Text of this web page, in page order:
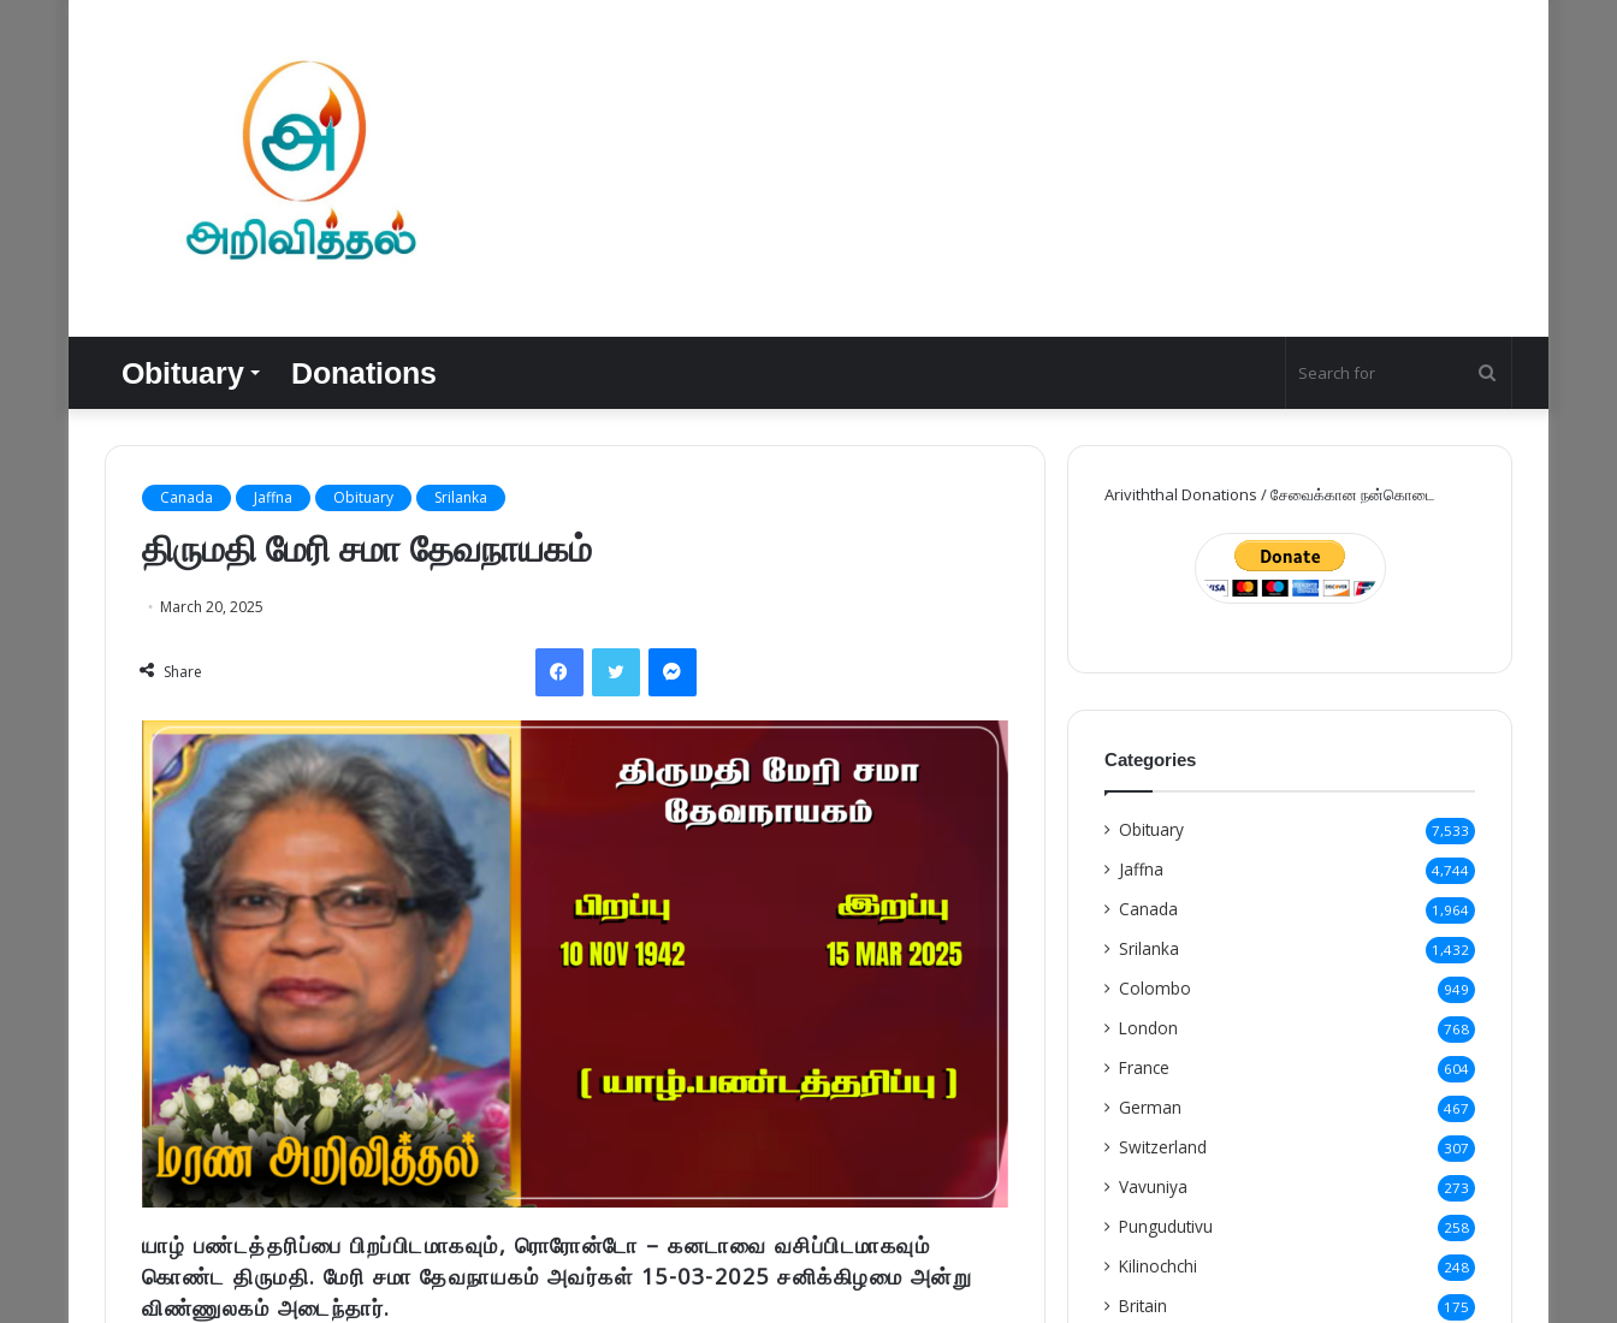
Obituary Donations
for
Canada Jaffna Obituary Srilanka
திருமதி மேரி சமா தேவநாயகம்
March 20, 2025
Share
FacebookTwitter Messenger
யாழ் பண்டத்தரிப்பை பிறப்பிடமாகவும், ரொரோன்டோ – கனடாவை வசிப்பிடமாகவும்
கொண்ட திருமதி. மேரி சமா தேவநாயகம் அவர்கள் 15-03-2025 சனிக்கிழமை அன்று
விண்ணுலகம் அடைந்தார்.
Ariviththal Donations / சேவைக்கான நன்கொடை
Categories
Obituary 7,533
Jaffna 4,744
Canada 1,964
Srilanka 1,432
Colombo 949
London 768
France 604
German 467
Switzerland 307
Vavuniya 273
Pungudutivu 258
Kilinochchi 248
Britain 175